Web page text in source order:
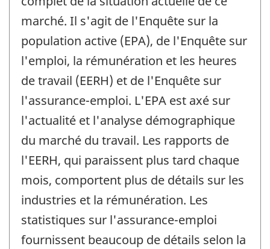
marché. Il s'agit de l'Enquête sur la
population active (EPA), de l'Enquête sur
l'emploi, la rémunération et les heures
de travail (EERH) et de l'Enquête sur
l'assurance-emploi. L'EPA est axé sur
l'actualité et l'analyse démographique
du marché du travail. Les rapports de
l'EERH, qui paraissent plus tard chaque
mois, comportent plus de détails sur les
industries et la rémunération. Les
statistiques sur l'assurance-emploi
fournissent beaucoup de détails selon la